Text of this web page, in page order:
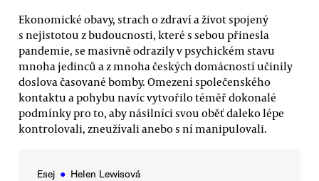
Ekonomické obavy, strach o zdraví a život spojený
s nejistotou z budoucnosti, které s sebou přinesla
pandemie, se masivně odrazily v psychickém stavu
mnoha jedinců a z mnoha českých domácností učinily
doslova časované bomby. Omezení společenského
kontaktu a pohybu navíc vytvořilo téměř dokonalé
podmínky pro to, aby násilníci svou oběť daleko lépe
kontrolovali, zneužívali anebo s ní manipulovali.
Esej ● Helen Lewisová